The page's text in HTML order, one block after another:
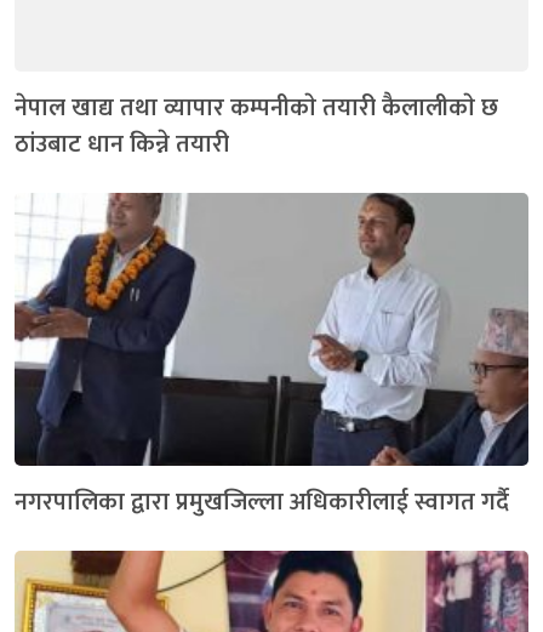
नेपाल खाद्य तथा व्यापार कम्पनीकाे तयारी कैलालीकाे छ
ठांउबाट धान किन्ने तयारी
नगरपालिका द्वारा प्रमुखजिल्ला अधिकारीलाई स्वागत गर्दै